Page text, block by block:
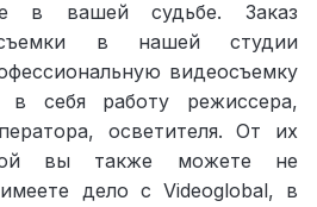
в вашей судьбе. Заказ
в нашей студии
видеосъемку
себя работу режиссера,
осветителя. От их
вы также можете не
дело с Videoglobal, в